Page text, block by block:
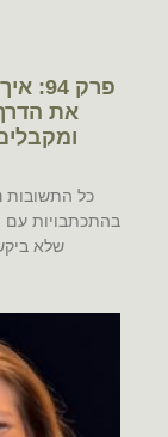
פרק
את
כל התשובות
בהתכתבויות עם
שלא